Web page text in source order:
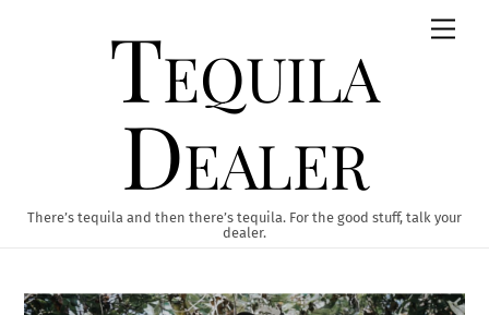
Tequila
Dealer
There’s tequila and then there’s tequila. For the good stuff, talk your
dealer.